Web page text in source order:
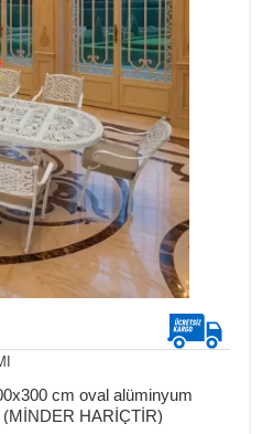
cm oval alüminyum
(MİNDER HARİÇTİR)